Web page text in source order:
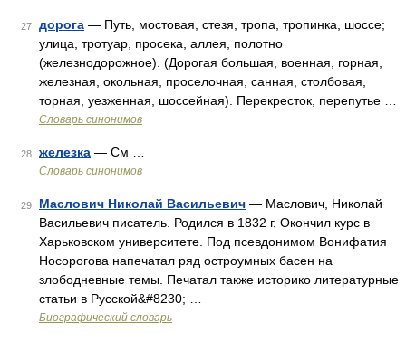
27 дорога — Путь, мостовая, стезя, тропа, тропинка, шоссе;
улица, тротуар, просека, аллея, полотно
(железнодорожное). (Дорогая большая, военная, горная,
железная, окольная, проселочная, санная, столбовая,
торная, уезженная, шоссейная). Перекресток, перепутье …
Словарь синонимов
28 железка — См …
Словарь синонимов
29 Маслович Николай Васильевич — Маслович, Николай
Васильевич писатель. Родился в 1832 г. Окончил курс в
Харьковском университете. Под псевдонимом Вонифатия
Носорогова напечатал ряд остроумных басен на
злободневные темы. Печатал также историко литературные
статьи в Русской&#8230; …
Биографический словарь